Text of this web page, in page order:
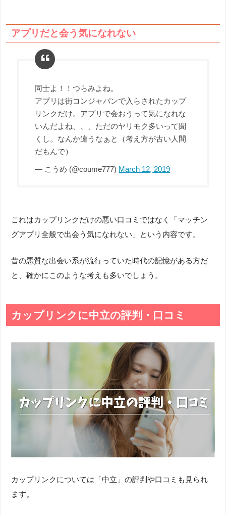
アプリだと会う気になれない
同士よ！！つらみよね。
アプリは街コンジャパンで入らされたカップ
リンクだけ。アプリで会おうって気になれな
いんだよね、、、ただのヤリモク多いって聞
くし。なんか違うなぁと（考え方が古い人間
だもんで）
— こうめ (@coume777) March 12, 2019
これはカップリンクだけの悪い口コミではなく「マッチン
グアプリ全般で出会う気になれない」という内容です。
昔の悪質な出会い系が流行っていた時代の記憶がある方だ
と、確かにこのような考えも多いでしょう。
カップリンクに中立の評判・口コミ
カップリンクについては「中立」の評判や口コミも見られ
ます。